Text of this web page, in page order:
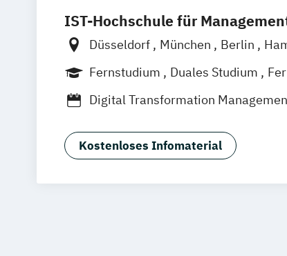
IST-Hochschule für
Düsseldorf München Berlin
Weil am Rhein
Frankfurt am Main
Fernstudium Duales Studium
Digital Transformation
Hospitality Controlling & Hotel
Hotel Management Hotel
Revenue Management -
Kostenloses Infomaterial